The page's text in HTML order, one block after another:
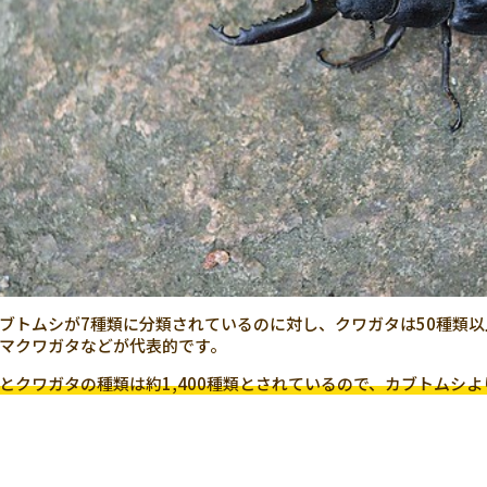
トムシが7種類に分類されているのに対し、クワガタは50種類
クワガタなどが代表的です。
クワガタの種類は約1,400種類とされているので、カブトムシ